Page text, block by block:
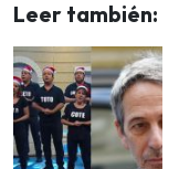
Leer también: